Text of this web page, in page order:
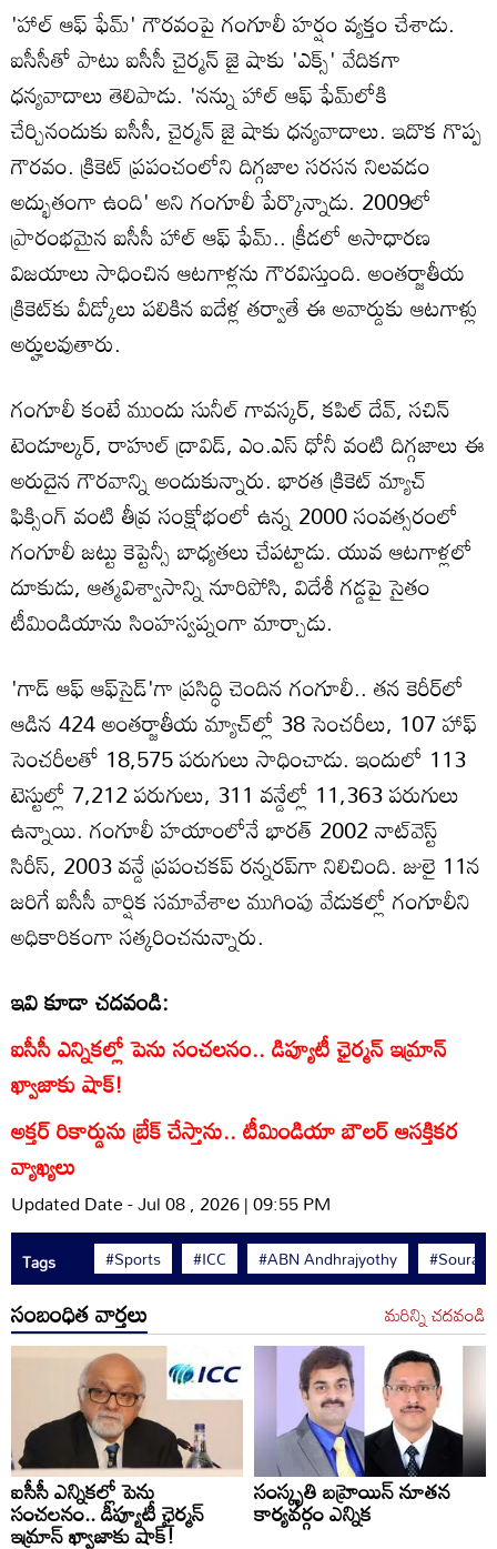
'హాల్ ఆఫ్ ఫేమ్' గౌరవంపై గంగూలీ హర్షం వ్యక్తం చేశాడు.
ఐసీసీతో పాటు ఐసీసీ చైర్మన్ జై షాకు 'ఎక్స్' వేదికగా
ధన్యవాదాలు తెలిపాడు. 'నన్ను హాల్ ఆఫ్ ఫేమ్‌లోకి
చేర్చినందుకు ఐసీసీ, చైర్మన్ జై షాకు ధన్యవాదాలు. ఇదొక గొప్ప
గౌరవం. క్రికెట్ ప్రపంచంలోని దిగ్గజాల సరసన నిలవడం
అద్భుతంగా ఉంది' అని గంగూలీ పేర్కొన్నాడు. 2009లో
ప్రారంభమైన ఐసీసీ హాల్ ఆఫ్ ఫేమ్.. క్రీడలో అసాధారణ
విజయాలు సాధించిన ఆటగాళ్లను గౌరవిస్తుంది. అంతర్జాతీయ
క్రికెట్‌కు వీడ్కోలు పలికిన ఐదేళ్ల తర్వాతే ఈ అవార్డుకు ఆటగాళ్లు
అర్హులవుతారు.
గంగూలీ కంటే ముందు సునీల్ గావస్కర్, కపిల్ దేవ్, సచిన్
టెండూల్కర్, రాహుల్ ద్రావిడ్, ఎం.ఎస్ ధోనీ వంటి దిగ్గజాలు ఈ
అరుదైన గౌరవాన్ని అందుకున్నారు. భారత క్రికెట్ మ్యాచ్
ఫిక్సింగ్ వంటి తీవ్ర సంక్షోభంలో ఉన్న 2000 సంవత్సరంలో
గంగూలీ జట్టు కెప్టెన్సీ బాధ్యతలు చేపట్టాడు. యువ ఆటగాళ్లలో
దూకుడు, ఆత్మవిశ్వాసాన్ని నూరిపోసి, విదేశీ గడ్డపై సైతం
టీమిండియాను సింహస్వప్నంగా మార్చాడు.
'గాడ్ ఆఫ్ ఆఫ్‌సైడ్'గా ప్రసిద్ధి చెందిన గంగూలీ.. తన కెరీర్‌లో
ఆడిన 424 అంతర్జాతీయ మ్యాచ్‌ల్లో 38 సెంచరీలు, 107 హాఫ్
సెంచరీలతో 18,575 పరుగులు సాధించాడు. ఇందులో 113
టెస్టుల్లో 7,212 పరుగులు, 311 వన్డేల్లో 11,363 పరుగులు
ఉన్నాయి. గంగూలీ హయాంలోనే భారత్ 2002 నాట్‌వెస్ట్
సిరీస్, 2003 వన్డే ప్రపంచకప్ రన్నరప్‌గా నిలిచింది. జులై 11న
జరిగే ఐసీసీ వార్షిక సమావేశాల ముగింపు వేడుకల్లో గంగూలీని
అధికారికంగా సత్కరించనున్నారు.
ఇవి కూడా చదవండి:
ఐసీసీ ఎన్నికల్లో పెను సంచలనం.. డిప్యూటీ ఛైర్మన్ ఇమ్రాన్
ఖ్వాజాకు షాక్!
అక్తర్ రికార్డును బ్రేక్ చేస్తాను.. టీమిండియా బౌలర్ ఆసక్తికర
వ్యాఖ్యలు
Updated Date - Jul 08 , 2026 | 09:55 PM
Tags #Sports #ICC #ABN Andhrajyothy #Sourav
సంబంధిత వార్తలు మరిన్ని చదవండి
ఐసీసీ ఎన్నికల్లో పెను
సంచలనం.. డిప్యూటీ ఛైర్మన్
ఇమ్రాన్ ఖ్వాజాకు షాక్!
సంస్కృతి బహ్రెయిన్ నూతన
కార్యవర్గం ఎన్నిక